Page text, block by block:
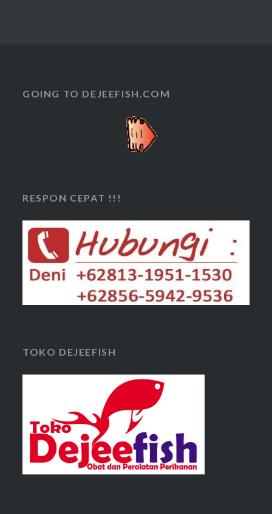
GOING TO DEJEEFISH.COM
RESPON CEPAT !!!
TOKO DEJEEFISH